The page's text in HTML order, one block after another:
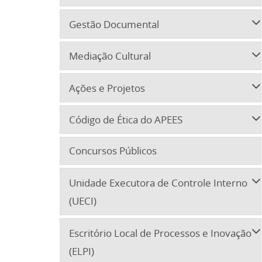
Gestão Documental
Mediação Cultural
Ações e Projetos
Código de Ética do APEES
Concursos Públicos
Unidade Executora de Controle Interno
(UECI)
Escritório Local de Processos e Inovação
(ELPI)